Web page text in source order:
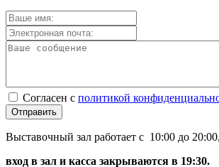
Согласен с политикой
Отправить
Выставочный зал работает с 10:00 до 20:00,
вход в зал и касса закрываются в 19:30.